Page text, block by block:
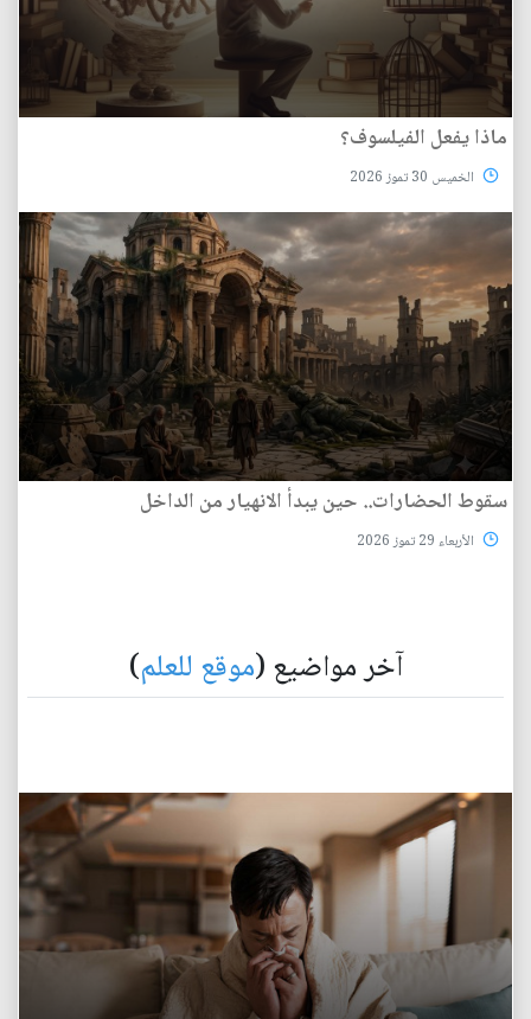
ماذا يفعل الفيلسوف؟
الخميس 30 تموز 2026
سقوط الحضارات.. حين يبدأ الانهيار من الداخل
الأربعاء 29 تموز 2026
آخر مواضيع (موقع للعلم)